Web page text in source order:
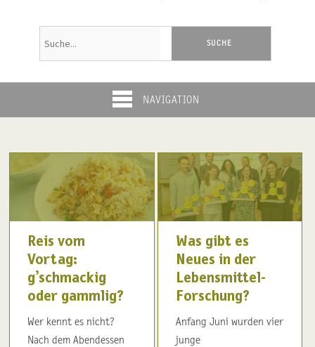
NAVIGATION
Reis vom
Vortag:
g’schmackig
oder gammlig?
Wer kennt es nicht?
Nach dem Abendessen
Was gibt es
Neues in der
Lebensmittel-
Forschung?
Anfang Juni wurden vier
junge